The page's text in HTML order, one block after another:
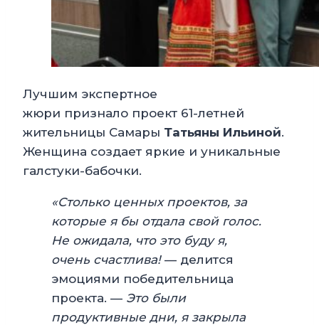
Лучшим экспертное
жюри признало проект 61-летней
жительницы Самары Татьяны Ильиной.
Женщина создает яркие и уникальные
галстуки-бабочки.
«Столько ценных проектов, за
которые я бы отдала свой голос.
Не ожидала, что это буду я,
очень счастлива! — делится
эмоциями победительница
проекта. — Это были
продуктивные дни, я закрыла